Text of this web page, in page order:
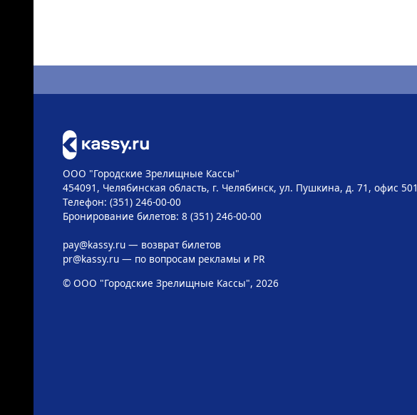
ООО "Городские Зрелищные Кассы"
454091, Челябинская область, г. Челябинск, ул. Пушкина, д. 71, офис 501
Телефон: (351) 246-00-00
Бронирование билетов: 8 (351) 246-00-00
pay@kassy.ru— возврат билетов
pr@kassy.ru— по вопросам рекламы и PR
© ООО "Городские Зрелищные Кассы", 2026